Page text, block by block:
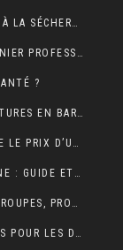
LES SOLUTIONS POUR UN JARDIN RÉSISTANT À LA SÉCHERESSE
LES OUTILS INDISPENSABLES POUR UN JARDINIER PROFESSIONNEL
?
LES AVANTAGES ET INCONVÉNIENTS DES TOITURES EN BARDEAUX
COMMENT LA DURÉE DE LOCATION INFLUENCE LE PRIX D’UNE BENNE ?
ACHETER DES FENÊTRES SUR MESURE EN LIGNE : GUIDE ET ASTUCES
COURS D’ALLEMAND À NUREMBERG : PETITS GROUPES, PROFESSEURS EXPÉRIMENTÉS, AMBIANCE CONVIVIALE
LE GUIDE DES SYSTÈMES AUDIO DOMESTIQUES POUR LES DÉBUTANTS